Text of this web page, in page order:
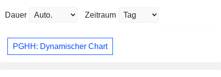
Dauer Zeitraum
PGHH: Dynamischer Chart